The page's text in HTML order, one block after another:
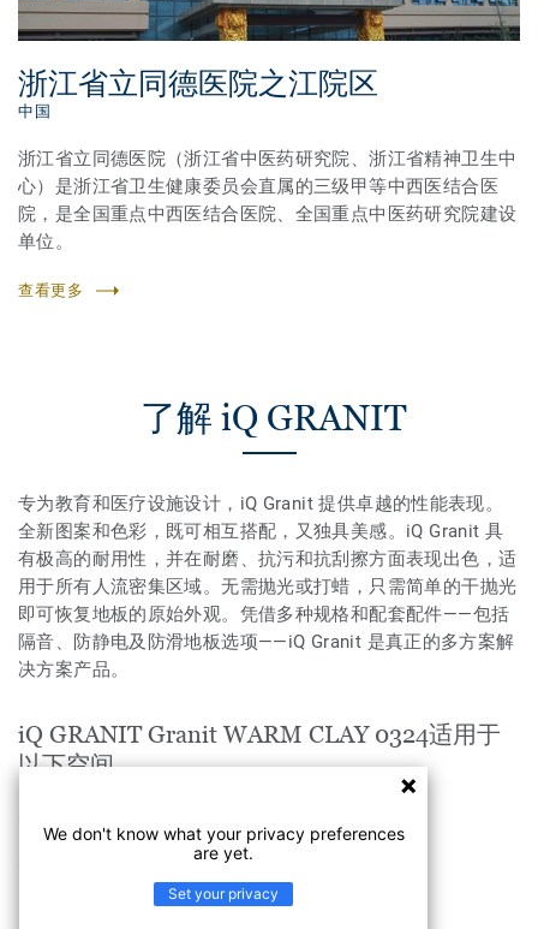
浙江省立同德医院之江院区
中国
浙江省立同德医院（浙江省中医药研究院、浙江省精神卫生中
心）是浙江省卫生健康委员会直属的三级甲等中西医结合医
院，是全国重点中西医结合医院、全国重点中医药研究院建设
单位。
查看更多
了解 iQ GRANIT
专为教育和医疗设施设计，iQ Granit 提供卓越的性能表现。
全新图案和色彩，既可相互搭配，又独具美感。iQ Granit 具
有极高的耐用性，并在耐磨、抗污和抗刮擦方面表现出色，适
用于所有人流密集区域。无需抛光或打蜡，只需简单的干抛光
即可恢复地板的原始外观。凭借多种规格和配套配件——包括
隔音、防静电及防滑地板选项——iQ Granit 是真正的多方案解
决方案产品。
iQ GRANIT Granit WARM CLAY 0324适用于
以下空间
We don't know what your privacy preferences
are yet.
Set your privacy